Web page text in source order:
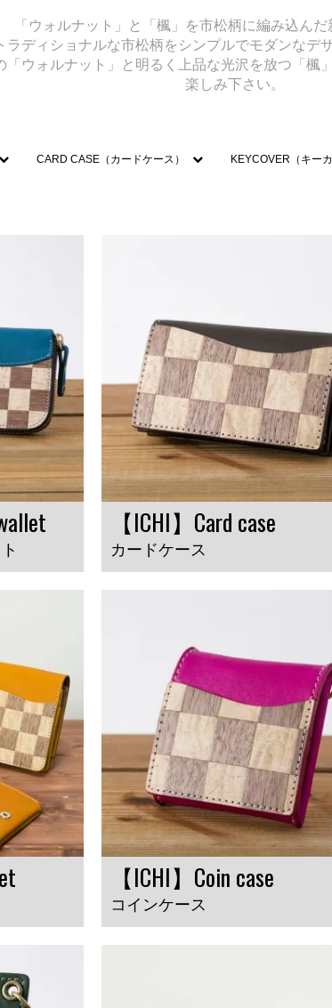
「ウォルナット」と「楓」を市松柄に編み込んだ
ラディショナルな市松柄をシンプルでモダンなデ
「ウォルナット」と明るく上品な光沢を放つ「楓
楽しみ下さい。
CARD CASE（カードケース） KEYCOVER（キーカ
【ICHI】Card case
カードケース
【ICHI】Coin case
コインケース